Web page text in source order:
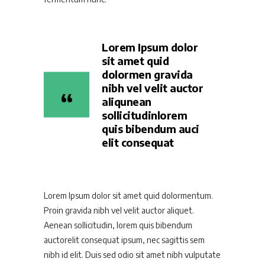
Lorem Ipsum dolor
sit amet quid
dolormen gravida
nibh vel velit auctor
aliqunean
sollicitudinlorem
quis bibendum auci
elit consequat
Lorem Ipsum dolor sit amet quid dolormentum.
Proin gravida nibh vel velit auctor aliquet.
Aenean sollicitudin, lorem quis bibendum
auctorelit consequat ipsum, nec sagittis sem
nibh id elit. Duis sed odio sit amet nibh vulputate